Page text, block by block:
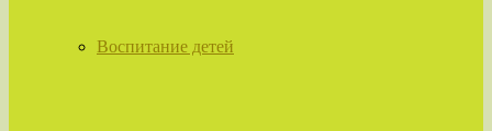
Воспитание детей